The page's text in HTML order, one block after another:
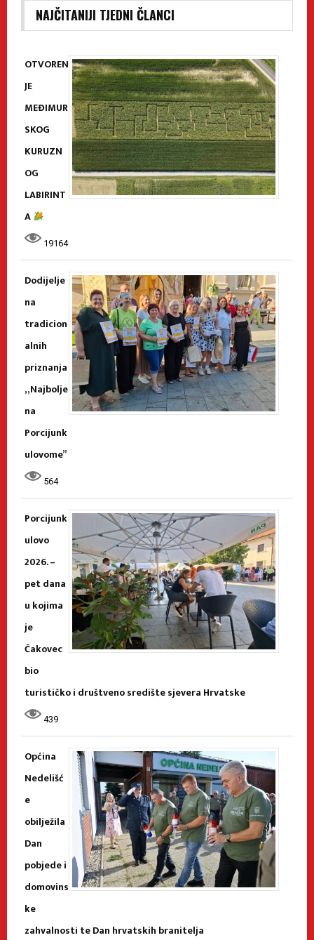
NAJČITANIJI TJEDNI ČLANCI
OTVOREN
JE
MEĐIMUR
SKOG
KURUZN
OG
LABIRINT
A
19164
Dodijelje
na
tradicion
alnih
priznanja
„Najbolje
na
Porcijunk
ulovome”
564
Porcijunk
ulovo
2026. –
pet dana
u kojima
je
Čakovec
bio
turističko i društveno središte sjevera Hrvatske
439
Općina
Nedelišć
e
obilježila
Dan
pobjede i
domovins
ke
zahvalnosti te Dan hrvatskih branitelja